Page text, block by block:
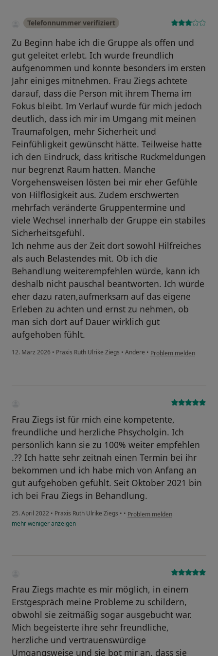
Telefonnummer verifiziert
Zu Beginn habe ich die Gruppe als offen und
gut geleitet erlebt. Ich wurde freundlich
aufgenommen und konnte besonders im ersten
Jahr einiges mitnehmen. Frau Ziegs achtete
darauf, dass die Person mit ihrem Thema im
Fokus bleibt. Im Verlauf wurde für mich jedoch
deutlich, dass ich mir im Umgang mit meinen
Traumafolgen, mehr Sicherheit und
Feinfühligkeit gewünscht hätte. Teilweise hatte
ich den Eindruck, dass kritische Rückmeldungen
nur begrenzt Raum hatten. Manche
Vorgehensweisen lösten bei mir eher Gefühle
von Hilflosigkeit aus. Zudem erschwerten
mehrfach veränderte Gruppentermine und
viele Wechsel innerhalb der Gruppe ein stabiles
Sicherheitsgefühl.
Ich nehme aus der Zeit dort sowohl Hilfreiches
als auch Belastendes mit. Ob ich die
Behandlung weiterempfehlen würde, kann ich
deshalb nicht pauschal beantworten. Ich würde
eher dazu raten,aufmerksam auf das eigene
Erleben zu achten und ernst zu nehmen, ob
man sich dort auf Dauer wirklich gut
aufgehoben fühlt.
12. März 2026 • Praxis Ruth Ulrike Ziegs • Andere • Problem melden
Frau Ziegs ist für mich eine kompetente,
freundliche und herzliche Phsycholgin. Ich
persönlich kann sie zu 100% weiter empfehlen
.?? Ich hatte sehr zeitnah einen Termin bei ihr
bekommen und ich habe mich von Anfang an
gut aufgehoben gefühlt. Seit Oktober 2021 bin
ich bei Frau Ziegs in Behandlung.
25. April 2022 • Praxis Ruth Ulrike Ziegs • • Problem melden
mehrwenigeranzeigen
Frau Ziegs machte es mir möglich, in einem
Erstgespräch meine Probleme zu schildern,
obwohl sie zeitmäßig sogar ausgebucht war.
Mich begeisterte ihre sehr freundliche,
herzliche und vertrauenswürdige
Umgangsweise und sie bot mir an, dass sie